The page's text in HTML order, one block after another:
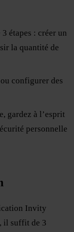
étapes : créer un
la quantité de
configurer des
gardez à l’esprit
personnelle
Invity
il suffit de 3